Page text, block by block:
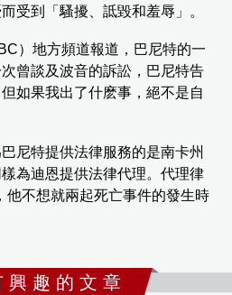
受到「騷擾、詆毀和羞辱」。
）地方頻道報道，巴尼特的一
曾談及波音的訴訟，巴尼特告
如果我出了什麽事，絕不是自
尼特提供法律服務的是南卡州
為迪恩提供法律代理。代理律
他不想就兩起死亡事件的發生時
興 趣 的 文 章